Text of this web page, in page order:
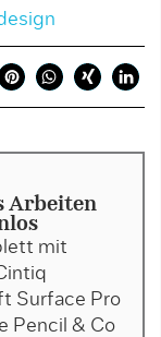
Arbeiten
mit
Surface Pro
Pencil & Co